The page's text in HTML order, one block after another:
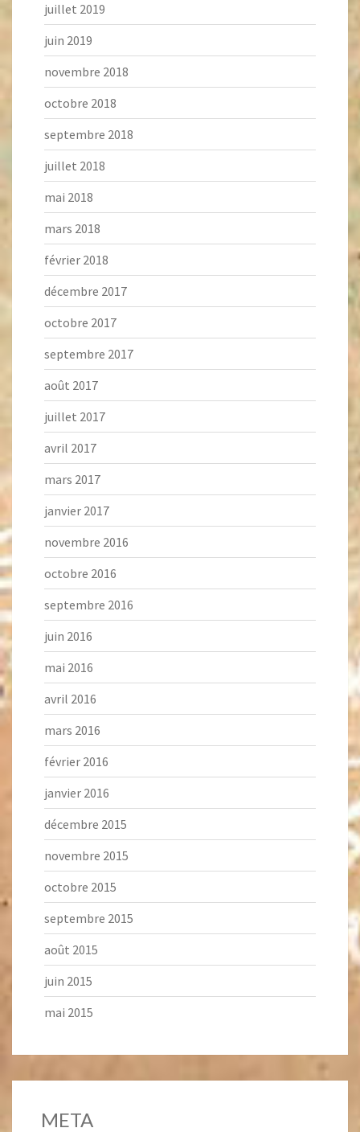
juillet 2019
juin 2019
novembre 2018
octobre 2018
septembre 2018
juillet 2018
mai 2018
mars 2018
février 2018
décembre 2017
octobre 2017
septembre 2017
août 2017
juillet 2017
avril 2017
mars 2017
janvier 2017
novembre 2016
octobre 2016
septembre 2016
juin 2016
mai 2016
avril 2016
mars 2016
février 2016
janvier 2016
décembre 2015
novembre 2015
octobre 2015
septembre 2015
août 2015
juin 2015
mai 2015
META